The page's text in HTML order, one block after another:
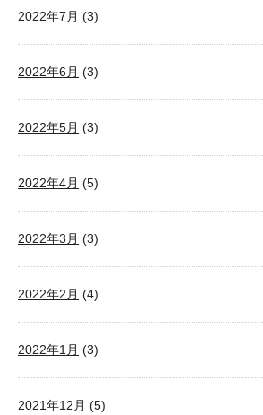
2022年7月 (3)
2022年6月 (3)
2022年5月 (3)
2022年4月 (5)
2022年3月 (3)
2022年2月 (4)
2022年1月 (3)
2021年12月 (5)